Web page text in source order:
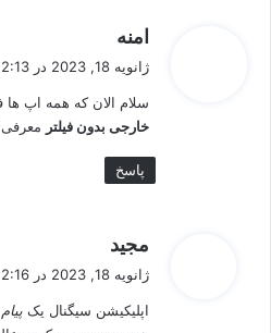
امنه
:
ژانویه 18, 2023 در 2:13 ب.ظ
سلام الان که همه اپ
خارجی بدون فیلتر معرفی
پاسخ
مجید
ف
:
ژانویه 18, 2023 در 2:16 ب.ظ
اپلیکیشن سیگنال یک